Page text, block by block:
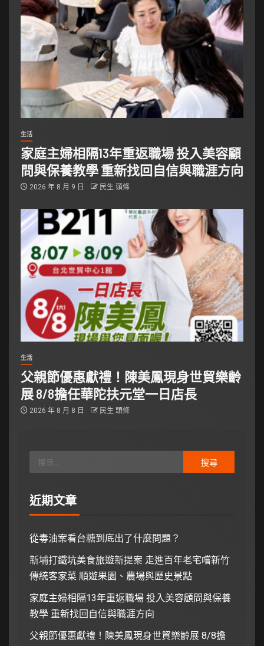
生活
家庭主婦相隔13年重返職場 投入美容顧
問與保養教學 重新找回自信與職涯方向
2026 年 8 月 9 日 民生 頭條
生活
父親節優惠獻禮！陳美鳳現身世貿樂齡
展 8/8擔任華陀扶元堂一日店長
2026 年 8 月 8 日 民生 頭條
近期文章
從毒油案看台糖到底出了什麼問題？
新埔打鐵坑美食旅遊新提案 走進百年老宅嚐新竹
傳統客家菜 順遊果園、農場與歷史景點
家庭主婦相隔13年重返職場 投入美容顧問與保養
教學 重新找回自信與職涯方向
父親節優惠獻禮！陳美鳳現身世貿樂齡展 8/8擔